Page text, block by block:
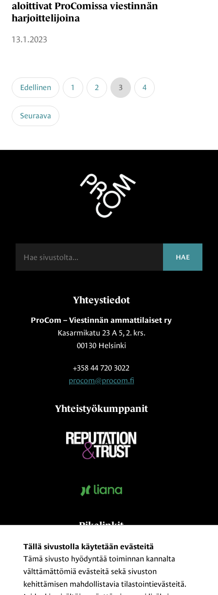
Tällä sivustolla käytetään evästeitä
Tämä sivusto hyödyntää toiminnan kannalta
välttämättömiä evästeitä sekä sivuston
kehittämisen mahdollistavia tilastointievästeitä.
aloittivat ProComissa viestinnän
harjoittelijoina
13.1.2023
Edellinen 1 2 3 4
Seuraava
HAE
Yhteystiedot
ProCom – Viestinnän ammattilaiset ry
Kasarmikatu 23 A 5, 2. krs.
00130 Helsinki
+358 44 720 3022
procom@procom.fi
Yhteistyökumppanit
Pikalinkit
Kumppaniksi?
Medialle
Yhteystiedot ja laskutusosoitteet
ProCom – The Finnish Association of